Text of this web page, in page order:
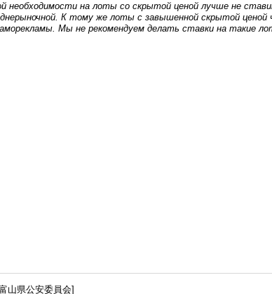
необходимости на лоты со скрытой ценой лучше не
К тому же лоты с завышенной скрытой ценой
Мы не рекомендуем делать ставки на такие
山県公安委員会]